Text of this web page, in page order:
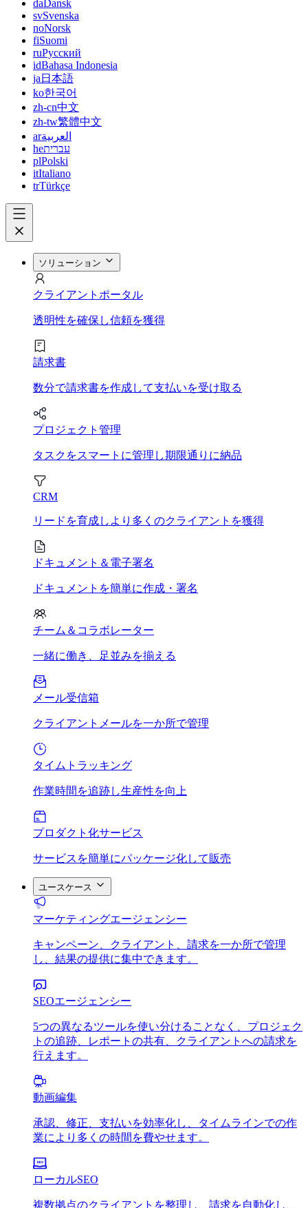
da Dansk
svSvenska
noNorsk
fiSuomi
ruРусский
idBahasa Indonesia
ja 日本語
ko한국어
zh-cn中文
zh-tw繁體中文
arالعربية
heעברית
plPolski
itItaliano
trTürkçe
ソリューション
クライアントポータル
透明性を確保し信頼を獲得
請求書
数分で請求書を作成して支払いを受け取る
プロジェクト管理
タスクをスマートに管理し期限通りに納品
CRM
リードを育成しより多くのクライアントを獲得
ドキュメント＆電子署名
ドキュメントを簡単に作成・署名
チーム＆コラボレーター
一緒に働き、足並みを揃える
メール受信箱
クライアントメールを一か所で管理
タイムトラッキング
作業時間を追跡し生産性を向上
プロダクト化サービス
サービスを簡単にパッケージ化して販売
ユースケース
マーケティングエージェンシー
キャンペーン、クライアント、請求を一か所で管理
し、結果の提供に集中できます。
SEOエージェンシー
5つの異なるツールを使い分けることなく、プロジェク
トの追跡、レポートの共有、クライアントへの請求を
行えます。
動画編集
承認、修正、支払いを効率化し、タイムラインでの作
業により多くの時間を費やせます。
ローカルSEO
複数拠点のクライアントを整理し、請求を自動化し、